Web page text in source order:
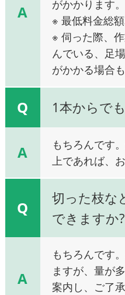
A
がかかります。
※ 最低料金総
※ 伺った際、
んでいる、足
がかかる場合
Q 1本からで
A
もちろんです
上であれば、
Q
切った枝な
できますか?
A
もちろんです
ますが、量が
案内し、ご了